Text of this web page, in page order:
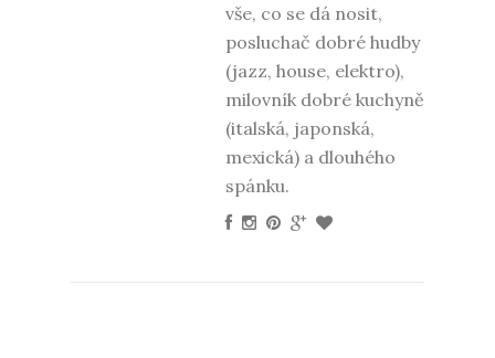
vše, co se dá nosit,
posluchač dobré hudby
(jazz, house, elektro),
milovník dobré kuchyně
(italská, japonská,
mexická) a dlouhého
spánku.